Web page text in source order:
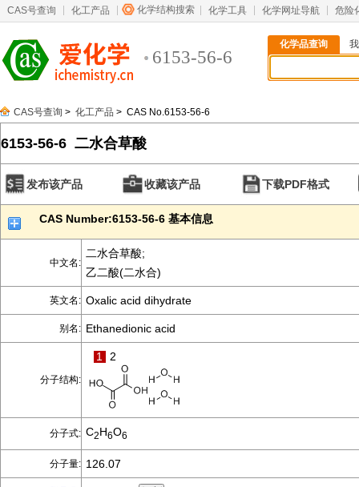
CAS号查询 化工产品 化学结构搜索 化学工具 化学网址导航 危险
6153-56-6
化学品查询
CAS号查询 > 化工产品 > CAS No.6153-56-6
6153-56-6 二水合草酸
发布该产品 收藏该产品 下载PDF格式
CAS Number:6153-56-6 基本信息
中文名:
二水合草酸;
乙二酸(二水合)
英文名: Oxalic acid dihydrate
别名: Ethanedionic acid
分子结构:
1 2
分子式: C2H6O6
分子量: 126.07